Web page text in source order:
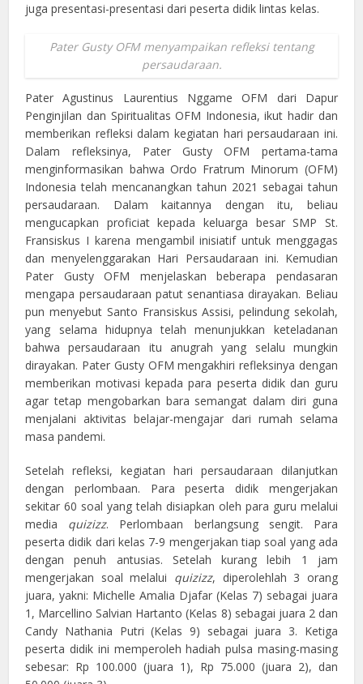
juga presentasi-presentasi dari peserta didik lintas kelas.
Pater Gusty OFM menyampaikan refleksi tentang
persaudaraan.
Pater Agustinus Laurentius Nggame OFM dari Dapur
Penginjilan dan Spiritualitas OFM Indonesia, ikut hadir dan
memberikan refleksi dalam kegiatan hari persaudaraan ini.
Dalam refleksinya, Pater Gusty OFM pertama-tama
menginformasikan bahwa Ordo Fratrum Minorum (OFM)
Indonesia telah mencanangkan tahun 2021 sebagai tahun
persaudaraan. Dalam kaitannya dengan itu, beliau
mengucapkan proficiat kepada keluarga besar SMP St.
Fransiskus I karena mengambil inisiatif untuk menggagas
dan menyelenggarakan Hari Persaudaraan ini. Kemudian
Pater Gusty OFM menjelaskan beberapa pendasaran
mengapa persaudaraan patut senantiasa dirayakan. Beliau
pun menyebut Santo Fransiskus Assisi, pelindung sekolah,
yang selama hidupnya telah menunjukkan keteladanan
bahwa persaudaraan itu anugrah yang selalu mungkin
dirayakan. Pater Gusty OFM mengakhiri refleksinya dengan
memberikan motivasi kepada para peserta didik dan guru
agar tetap mengobarkan bara semangat dalam diri guna
menjalani aktivitas belajar-mengajar dari rumah selama
masa pandemi.
Setelah refleksi, kegiatan hari persaudaraan dilanjutkan
dengan perlombaan. Para peserta didik mengerjakan
sekitar 60 soal yang telah disiapkan oleh para guru melalui
media quizizz. Perlombaan berlangsung sengit. Para
peserta didik dari kelas 7-9 mengerjakan tiap soal yang ada
dengan penuh antusias. Setelah kurang lebih 1 jam
mengerjakan soal melalui quizizz, diperolehlah 3 orang
juara, yakni: Michelle Amalia Djafar (Kelas 7) sebagai juara
1, Marcellino Salvian Hartanto (Kelas 8) sebagai juara 2 dan
Candy Nathania Putri (Kelas 9) sebagai juara 3. Ketiga
peserta didik ini memperoleh hadiah pulsa masing-masing
sebesar: Rp 100.000 (juara 1), Rp 75.000 (juara 2), dan